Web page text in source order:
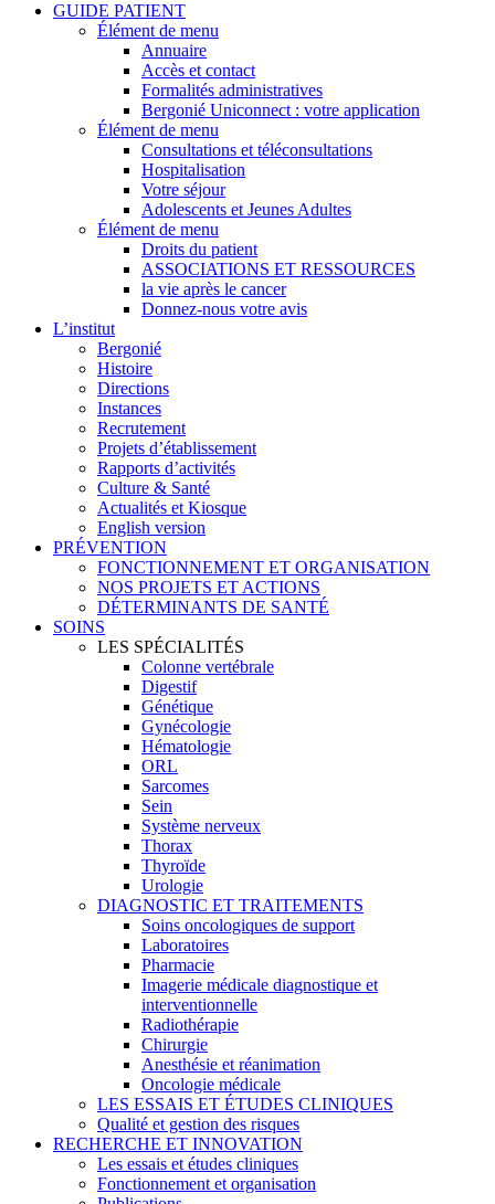
GUIDE PATIENT
Élément de menu
Annuaire
Accès et contact
Formalités administratives
Bergonié Uniconnect : votre application
Élément de menu
Consultations et téléconsultations
Hospitalisation
Votre séjour
Adolescents et Jeunes Adultes
Élément de menu
Droits du patient
ASSOCIATIONS ET RESSOURCES
la vie après le cancer
Donnez-nous votre avis
L’institut
Bergonié
Histoire
Directions
Instances
Recrutement
Projets d’établissement
Rapports d’activités
Culture & Santé
Actualités et Kiosque
English version
PRÉVENTION
FONCTIONNEMENT ET ORGANISATION
NOS PROJETS ET ACTIONS
DÉTERMINANTS DE SANTÉ
SOINS
LES SPÉCIALITÉS
Colonne vertébrale
Digestif
Génétique
Gynécologie
Hématologie
ORL
Sarcomes
Sein
Système nerveux
Thorax
Thyroïde
Urologie
DIAGNOSTIC ET TRAITEMENTS
Soins oncologiques de support
Laboratoires
Pharmacie
Imagerie médicale diagnostique et
interventionnelle
Radiothérapie
Chirurgie
Anesthésie et réanimation
Oncologie médicale
LES ESSAIS ET ÉTUDES CLINIQUES
Qualité et gestion des risques
RECHERCHE ET INNOVATION
Les essais et études cliniques
Fonctionnement et organisation